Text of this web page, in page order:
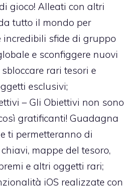
gioco! Alleati con altri
tutto il mondo per
incredibili sfide di gruppo
e sconfiggere nuovi
rari tesori e
esclusivi;
– Gli Obiettivi non sono
gratificanti! Guadagna
ti permetteranno di
mappe del tesoro,
e altri oggetti rari;
iOS realizzate con